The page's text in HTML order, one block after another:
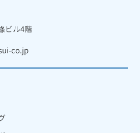
ビル4階
co.jp